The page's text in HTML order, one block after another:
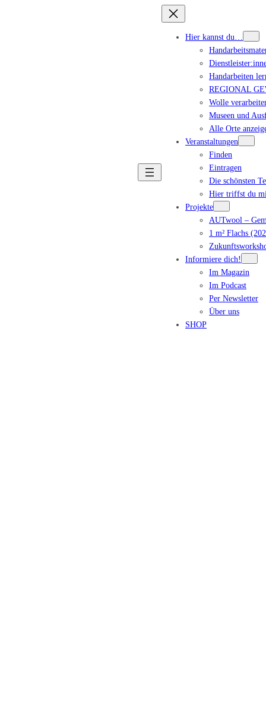
Hier kannst du…
Handarbeiten
REGIONAL
Wolle
Museen und
Alle Orte
Veranstaltungen
Finden
Eintragen
Die schönsten
Hier triffst du
Projekte
AUTwool –
1 m² Flachs
Informiere dich!
Im Magazin
Im Podcast
Per Newsletter
Über uns
SHOP